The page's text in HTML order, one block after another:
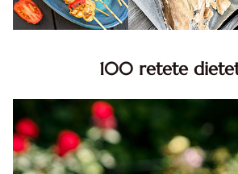
100 retete
dietetice. Idei retete dietetice.
pentru dieta.